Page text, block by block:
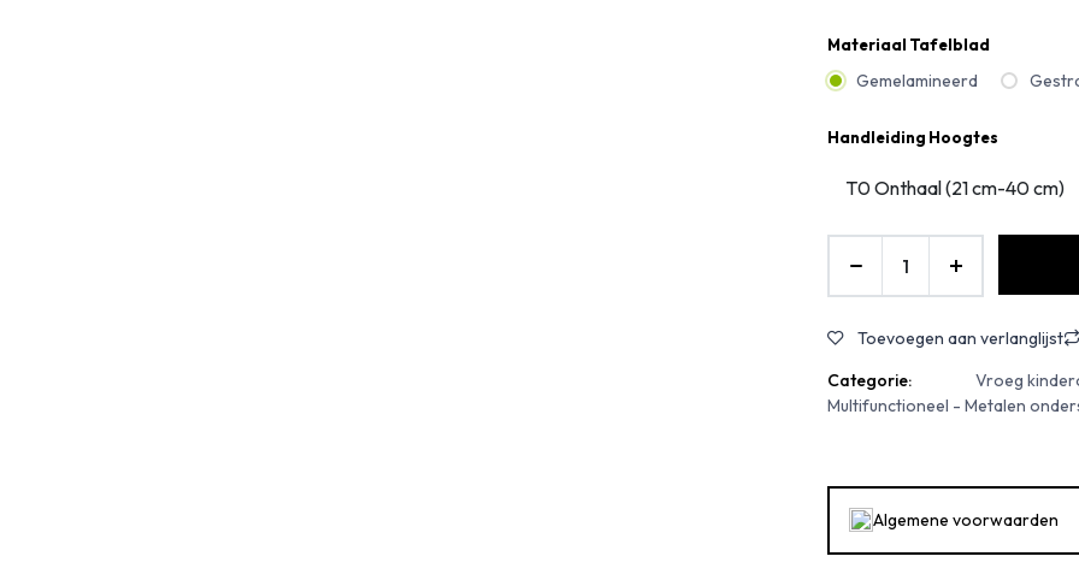
Materiaal Tafelblad
Gemelamineerd
Handleiding Hoogtes
Toevoegen aan verlanglijst
Categorie:
Vroeg
Multifunctioneel - Metalen
Algemene voorwaarden